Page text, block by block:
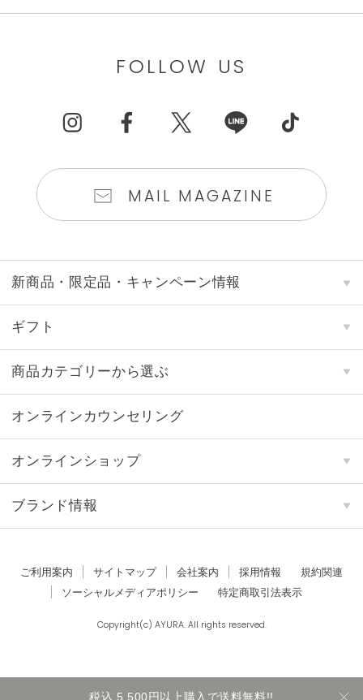
FOLLOW US
MAIL MAGAZINE
新商品・限定品・キャンペーン情報
ギフト
商品カテゴリーから選ぶ
オンラインカウンセリング
オンラインショップ
ブランド情報
ご利用案内 サイトマップ 会社案内 採用情報
規約関連
ソーシャルメディアポリシー
特定商取引法表示
Copyright(c) AYURA. All rights reserved.
税込 5,500円以上購入で送料無料!!